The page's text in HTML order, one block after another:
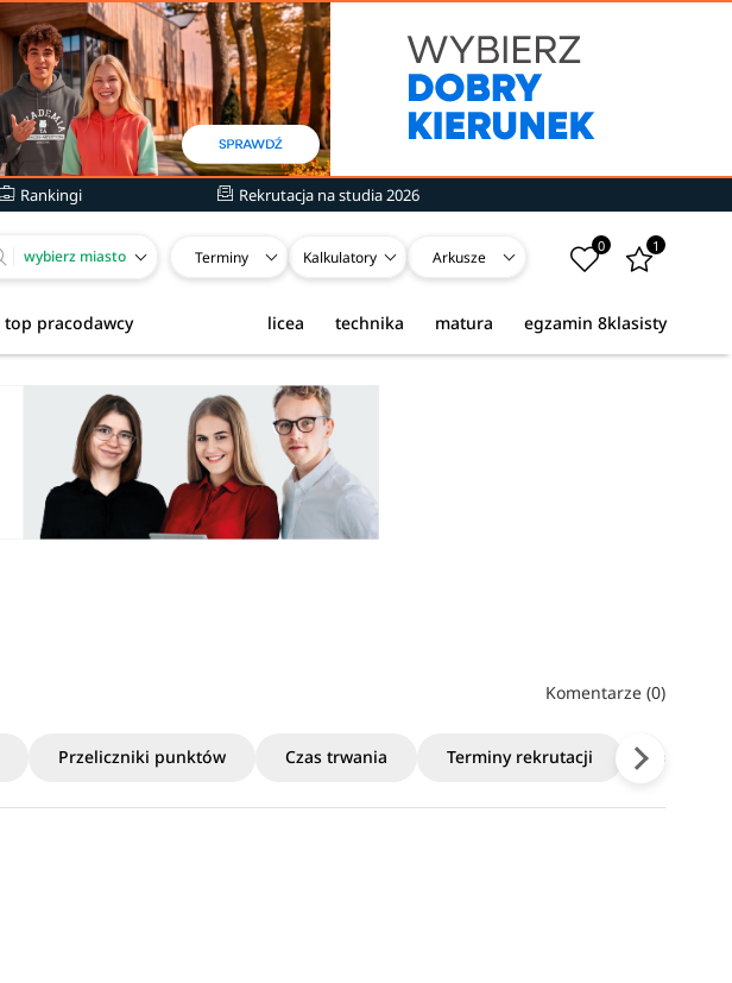
Rankingi Rekrutacja na studia 2026
wybierz miasto Terminy Kalkulatory Arkusze
0 1
top pracodawcy egzamin 8klasisty
matura
technika
licea
Komentarze (0)
Przeliczniki punktów Czas trwania Terminy rekrutacji Poziom